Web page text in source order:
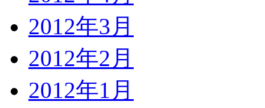
2012年3月
2012年2月
2012年1月